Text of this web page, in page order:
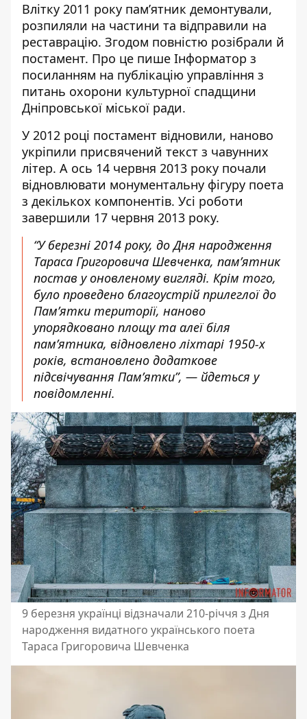
Влітку 2011 року пам’ятник демонтували,
розпиляли на частини та відправили на
реставрацію. Згодом повністю розібрали й
постамент. Про це пише Інформатор з
посиланням на публікацію управління з
питань охорони культурної спадщини
Дніпровської міської ради.
У 2012 році постамент відновили, наново
укріпили присвячений текст з чавунних
літер. А ось 14 червня 2013 року почали
відновлювати монументальну фігуру поета
з декількох компонентів. Усі роботи
завершили 17 червня 2013 року.
“У березні 2014 року, до Дня народження
Тараса Григоровича Шевченка, пам’ятник
постав у оновленому вигляді. Крім того,
було проведено благоустрій прилеглої до
Пам’ятки території, наново
упорядковано площу та алеї біля
пам’ятника, відновлено ліхтарі 1950-х
років, встановлено додаткове
підсвічування Пам’ятки”, — йдеться у
повідомленні.
9 березня українці відзначали 210-річчя з Дня
народження видатного українського поета
Тараса Григоровича Шевченка